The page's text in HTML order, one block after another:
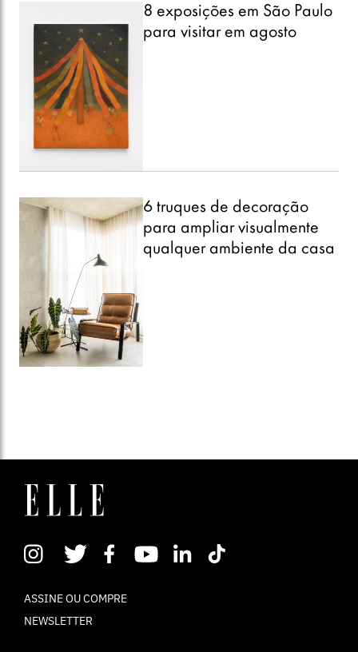
8 exposições em São Paulo
para visitar em agosto
6 truques de decoração
para ampliar visualmente
qualquer ambiente da casa
ASSINE OU COMPRE
NEWSLETTER